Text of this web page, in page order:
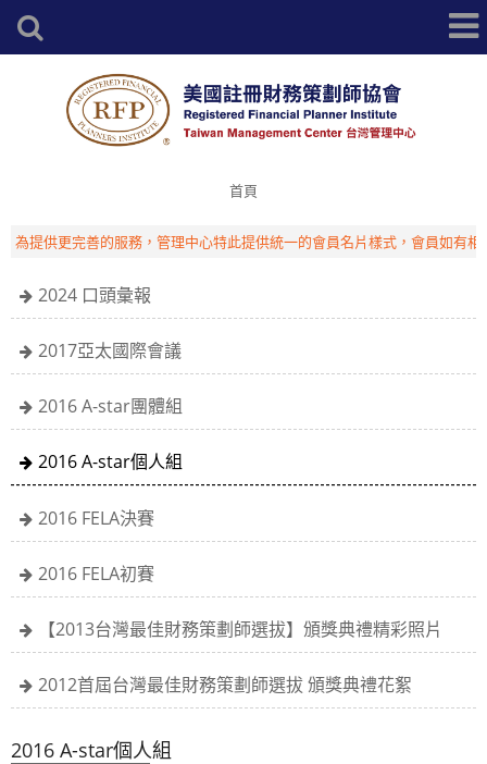
首頁
為提供更完善的服務，管理中心特此提供統一的會員名片樣式，會員如有相
2024 口頭彙報
2017亞太國際會議
2016 A-star團體組
2016 A-star個人組
2016 FELA決賽
2016 FELA初賽
【2013台灣最佳財務策劃師選拔】頒獎典禮精彩照片
2012首屆台灣最佳財務策劃師選拔 頒獎典禮花絮
2016 A-star個人組